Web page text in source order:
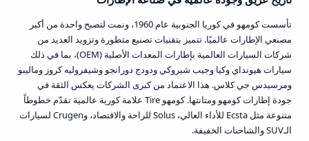
تأسست كومهو في كوريا الجنوبية عام 1960، ونمت لتصبح واحدة من أكبر
مصنعي الإطارات عالميًا. تتميز بتقنيات تصنيع متطورة وتزويد العديد من
شركات السيارات العالمية بإطارات المعدات الأصلية (OEM)، بما في ذلك
سيارات هيونداي وكيا وجيب شيروكي ودودج دورانجو وشيفروليه كروز وماليبو
ومرسيدس جي كلاس. هذا الاعتماد من كبرى الشركات يعكس الثقة في
جودة إطارات كومهو ومتانتها. كومهو Tire علامة كورية عالمية تقدّم خطوطاً
متنوعة مثل Ecsta للأداء العالي، Solus للراحة والاقتصاد، وCrugen لسيارات
الـSUV والشاحنات الخفيفة.